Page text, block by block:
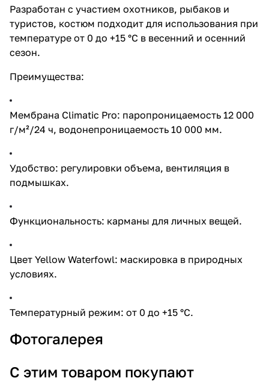
Разработан с участием охотников, рыбаков и
туристов, костюм подходит для использования при
температуре от 0 до +15 °C в весенний и осенний
сезон.
Преимущества:
Мембрана Climatic Pro: паропроницаемость 12 000
г/м²/24 ч, водонепроницаемость 10 000 мм.
Удобство: регулировки объема, вентиляция в
подмышках.
Функциональность: карманы для личных вещей.
Цвет Yellow Waterfowl: маскировка в природных
условиях.
Температурный режим: от 0 до +15 °C.
Фотогалерея
С этим товаром покупают